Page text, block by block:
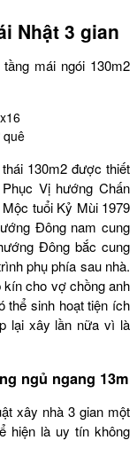
Nhật 3 gian
mái ngói 130m2
quê
130m2 được thiết
Vị hướng Chấn
tuổi Kỷ Mùi 1979
Đông nam cung
Đông bắc cung
phụ phía sau nhà.
cho vợ chồng anh
thể sinh hoạt tiện ích
lại xây lần nữa vì là
ngủ ngang 13m
xây nhà 3 gian một
hiện là uy tín không